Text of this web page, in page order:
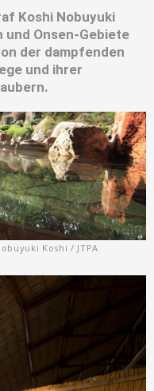
Koshi Nobuyuki
und Onsen-Gebiete
der dampfenden
und ihrer
Koshi / JTPA